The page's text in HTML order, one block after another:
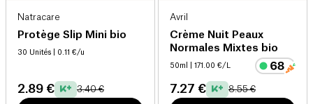
Natracare
Protège Slip Mini bio
30 Unités | 0.11 €/u
2.89 € 3.40 €
Avril
Crème Nuit Peaux
Normales Mixtes bio
50ml | 171.00 €/L
7.27 € 8.55 €